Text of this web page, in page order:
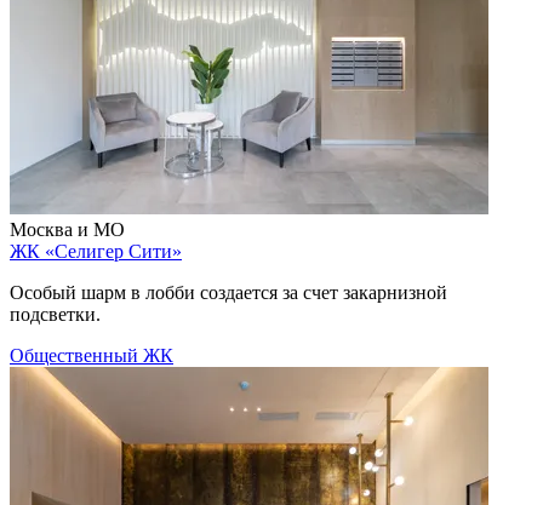
Москва и МО
ЖК «Селигер Сити»
Особый шарм в лобби создается за счет закарнизной
подсветки.
Общественный ЖК